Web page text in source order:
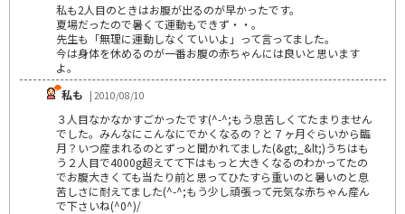
私も2人目のときはお腹が出るのが早かったです。
夏場だったので暑くて運動もできず・・。
先生も「無理に運動しなくていいよ」って言ってました。
今は身体を休めるのが一番お腹の赤ちゃんには良いと思います
よ。
私も | 2010/08/10
３人目なかなかすごかったです(^-^;もう息苦しくてたまりません
でした。みんなにこんなにでかくなるの？と７ヶ月ぐらいから臨
月？いつ産まれるのとずっと聞かれてました(&gt;_&lt;)うちはも
う２人目で4000g超えてて下はもっと大きくなるのわかってたの
でお腹大きくても当たり前と思ってひたすら重いのと暑いのと息
苦しさに耐えてました(^-^;もう少し頑張って元気な赤ちゃん産ん
で下さいね(^0^)/